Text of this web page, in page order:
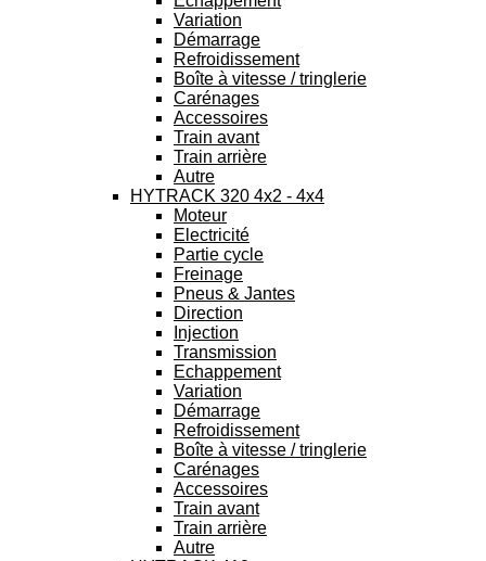
Variation
Démarrage
Refroidissement
Boîte à vitesse / tringlerie
Carénages
Accessoires
Train avant
Train arrière
Autre
HYTRACK 320 4x2 - 4x4
Moteur
Electricité
Partie cycle
Freinage
Pneus & Jantes
Direction
Injection
Transmission
Echappement
Variation
Démarrage
Refroidissement
Boîte à vitesse / tringlerie
Carénages
Accessoires
Train avant
Train arrière
Autre